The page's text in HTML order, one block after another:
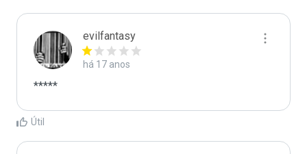
evilfantasy
há 17 anos
*****
Útil